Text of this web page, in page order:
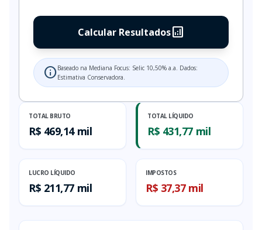
Calcular Resultadosanalytics
infoBaseado na Mediana Focus: Selic 10,50% a.a. Dados:
Estimativa Conservadora.
TOTAL BRUTO
R$ 469,14 mil
TOTAL LÍQUIDO
R$ 431,77 mil
LUCRO LÍQUIDO
R$ 211,77 mil
IMPOSTOS
R$ 37,37 mil